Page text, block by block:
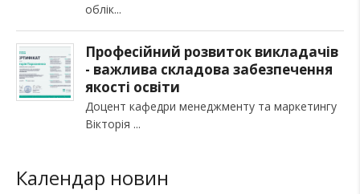
облік
Професійний розвиток викладачів
- важлива складова забезпечення
якості освіти
Доцент кафедри менеджменту та маркетингу
Вікторія
Календар новин